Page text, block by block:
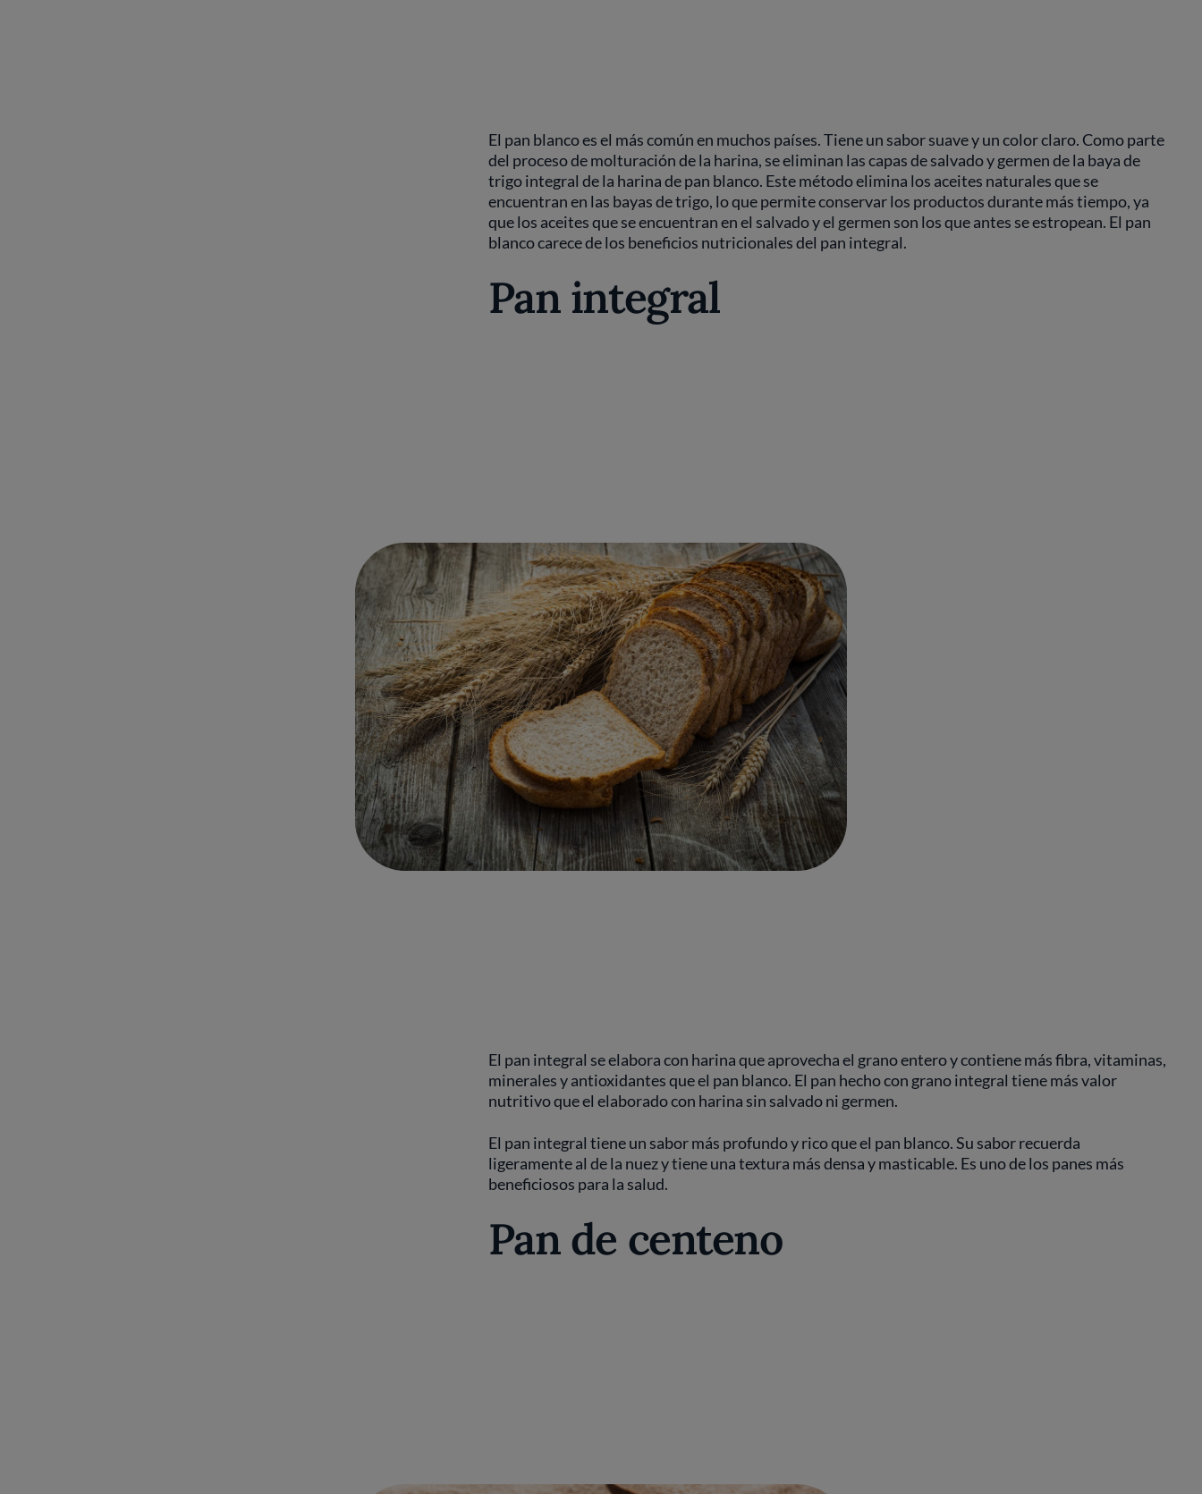
El pan blanco es el más común en muchos países. Tiene un sabor suave y un color claro. Como parte
del proceso de molturación de la harina, se eliminan las capas de salvado y germen de la baya de
trigo integral de la harina de pan blanco. Este método elimina los aceites naturales que se
encuentran en las bayas de trigo, lo que permite conservar los productos durante más tiempo, ya
que los aceites que se encuentran en el salvado y el germen son los que antes se estropean. El pan
blanco carece de los beneficios nutricionales del pan integral.
Pan integral
El pan integral se elabora con harina que aprovecha el grano entero y contiene más fibra, vitaminas,
minerales y antioxidantes que el pan blanco. El pan hecho con grano integral tiene más valor
nutritivo que el elaborado con harina sin salvado ni germen.
El pan integral tiene un sabor más profundo y rico que el pan blanco. Su sabor recuerda
ligeramente al de la nuez y tiene una textura más densa y masticable. Es uno de los panes más
beneficiosos para la salud.
Pan de centeno